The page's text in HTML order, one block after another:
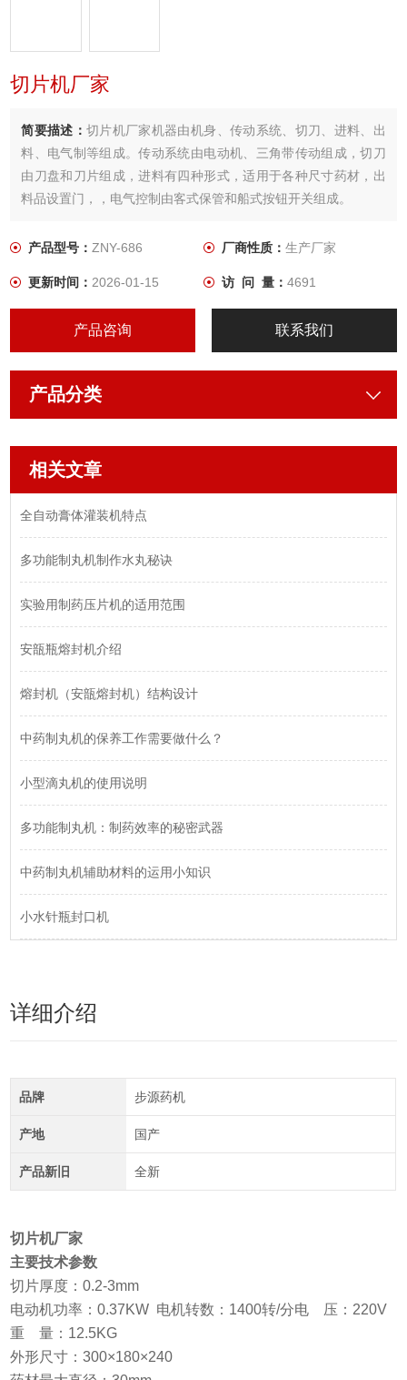
切片机厂家
简要描述： 切片机厂家机器由机身、传动系统、切刀、进料、出
料、电气制等组成。传动系统由电动机、三角带传动组成，切刀
由刀盘和刀片组成，进料有四种形式，适用于各种尺寸药材，出
料品设置门，，电气控制由客式保管和船式按钮开关组成。
产品型号：ZNY-686 厂商性质： 生产厂家
更新时间：2026-01-15 访 问 量： 4691
产品咨询 联系我们
产品分类
相关文章
全自动膏体灌装机特点
多功能制丸机制作水丸秘诀
实验用制药压片机的适用范围
安瓿瓶熔封机介绍
熔封机（安瓿熔封机）结构设计
中药制丸机的保养工作需要做什么？
小型滴丸机的使用说明
多功能制丸机：制药效率的秘密武器
中药制丸机辅助材料的运用小知识
小水针瓶封口机
详细介绍
品牌 步源药机
产地 国产
产品新旧 全新
切片机厂家
主要技术参数
切片厚度：0.2-3mm
电动机功率：0.37KW 电机转数：1400转/分电 压：220V
重 量：12.5KG
外形尺寸：300×180×240